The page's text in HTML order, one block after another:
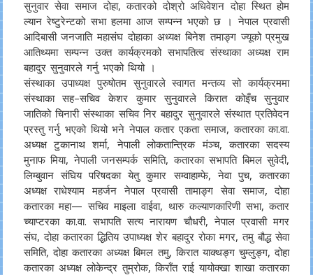
सुनुवार सेवा समाज दोहा, कतारको दोश्रो अधिवेशन दोहा स्थित होम
ल्यान रेष्टुरेन्टको सभा हलमा आज सम्पन्न भएको छ । नेपाल प्रवासी
आदिबासी जनजाति महासंघ दोहाका अध्यक्ष बिनेश तमाङ्ग ज्यूको प्रमुख
आतिथ्यमा सम्पन्न उक्त कार्यक्रमको सभापतित्व संस्थाका अध्यक्ष राम
बहादुर सुनुवारले गर्नु भएको थियो ।
संस्थाका उपाध्यक्ष पुरुषोतम सुनुवारले स्वागत मन्तव्य सो कार्यक्रममा
संस्थाका सह–सचिव केशर कुमार सुनुवारले किरात कोइँच सुनुवार
जातिको चिनारी संस्थाका सचिव निर बहादुर सुनुवारले संस्थात प्रतिवेदन
प्रस्तु गर्नु भएको थियो भने नेपाल कतार एकता समाज, कतारका का.वा.
अध्यक्ष टुकानाथ शर्मा, नेपाली लोकतान्त्रिक मंञ्च, कतारका सदस्य
मुनाफ मिया, नेपाली जनसम्पर्क समिति, कतारका सभापति बिमल सुवेदी,
लिम्बुवान संघिय परिषदका येतु कुमार सम्वाहाम्फे, नेवा पुच, कतारका
अध्यक्ष राधेश्याम महर्जन नेपाल प्रवासी तामाङ्ग सेवा समाज, दोहा
कतारका महा— सचिव माइला वाईवा, थारु कल्याणकारिणी सभा, कतार
च्याप्टरका का.वा. सभापति सत्य नारायण चौधरी, नेपाल प्रवासी मगर
संघ, दोहा कतारका द्धितिय उपाध्यक्ष शेर बहादुर रोका मगर, तमु बौद्ध सेवा
समिति, दोहा कतारका अध्यक्ष बिमल तमु, किरात याक्थङ्ग चुम्लुङ्ग, दोहा
कतारका अध्यक्ष लोकेन्द्र तुम्रोक, किराँत राई यायोक्खा शाखा कतारका